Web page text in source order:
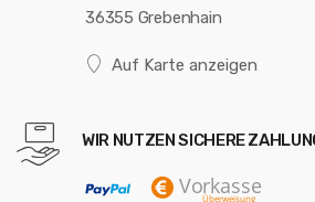
36355 Grebenhain
Auf Karte anzeigen
WIR NUTZEN SICHERE